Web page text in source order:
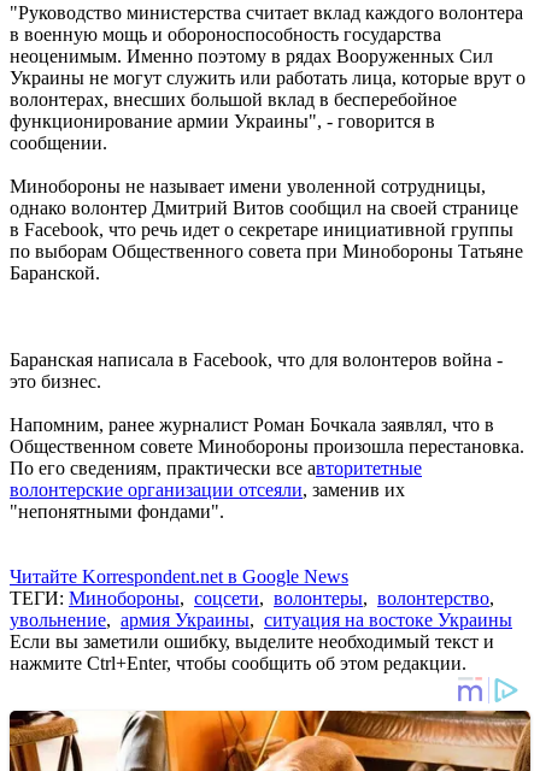
"Руководство министерства считает вклад каждого волонтера
в военную мощь и обороноспособность государства
неоценимым. Именно поэтому в рядах Вооруженных Сил
Украины не могут служить или работать лица, которые врут о
волонтерах, внесших большой вклад в бесперебойное
функционирование армии Украины", - говорится в
сообщении.
Минобороны не называет имени уволенной сотрудницы,
однако волонтер Дмитрий Витов сообщил на своей странице
в Facebook, что речь идет о секретаре инициативной группы
по выборам Общественного совета при Минобороны Татьяне
Баранской.
Баранская написала в Facebook, что для волонтеров война -
это бизнес.
Напомним, ранее журналист Роман Бочкала заявлял, что в
Общественном совете Минобороны произошла перестановка.
По его сведениям, практически все авторитетные
волонтерские организации отсеяли, заменив их
"непонятными фондами".
Читайте Korrespondent.net в Google News
ТЕГИ: Минобороны, соцсети, волонтеры, волонтерство,
увольнение, армия Украины, ситуация на востоке Украины
Если вы заметили ошибку, выделите необходимый текст и
нажмите Ctrl+Enter, чтобы сообщить об этом редакции.